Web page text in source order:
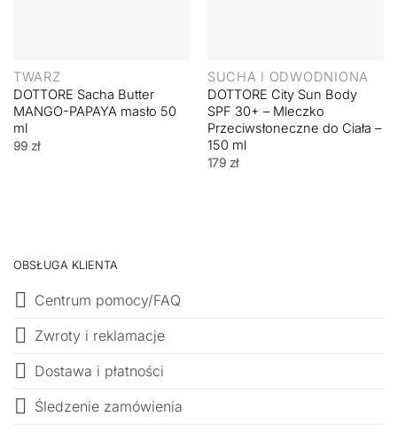
TWARZ
DOTTORE Sacha Butter
MANGO-PAPAYA masło 50
ml
99 zł
SUCHA I ODWODNIONA
DOTTORE City Sun Body
SPF 30+ – Mleczko
Przeciwsłoneczne do Ciała –
150 ml
179 zł
OBSŁUGA KLIENTA
Centrum pomocy/FAQ
Zwroty i reklamacje
Dostawa i płatności
Śledzenie zamówienia